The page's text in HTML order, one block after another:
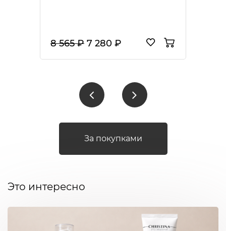
8 565 ₽ 7 280 ₽
За покупками
Это интересно